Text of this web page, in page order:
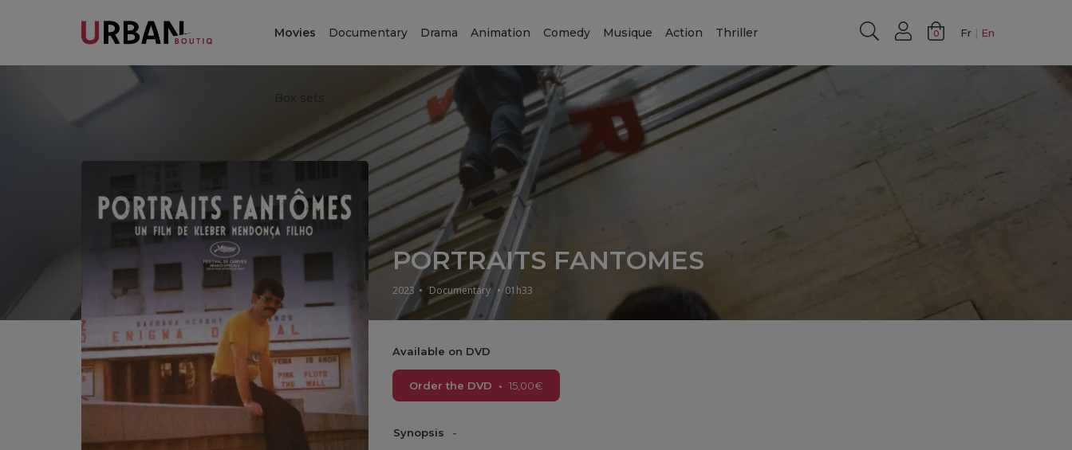
Movies Documentary Drama Animation Comedy Musique Action Thriller 0 Fr En
PORTRAITS FANTOMES
2023 • Documentary • 01h33
Available on DVD
Order the DVD • 15,00€
Synopsis